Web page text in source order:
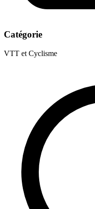
Catégorie
VTT et Cyclisme